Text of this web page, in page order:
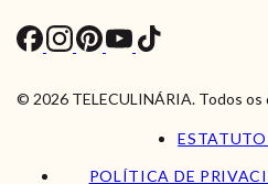
© 2026 TELECULINÁRIA. Todos
POLÍTICA DE